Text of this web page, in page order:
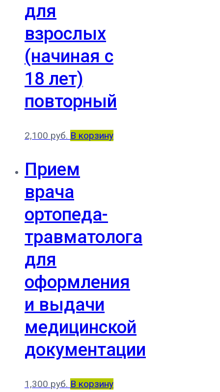
для
взрослых
(начиная с
18 лет)
повторный
2,100 руб. В корзину
Прием
врача
ортопеда-
травматолога
для
оформления
и выдачи
медицинской
документации
1,300 руб. В корзину